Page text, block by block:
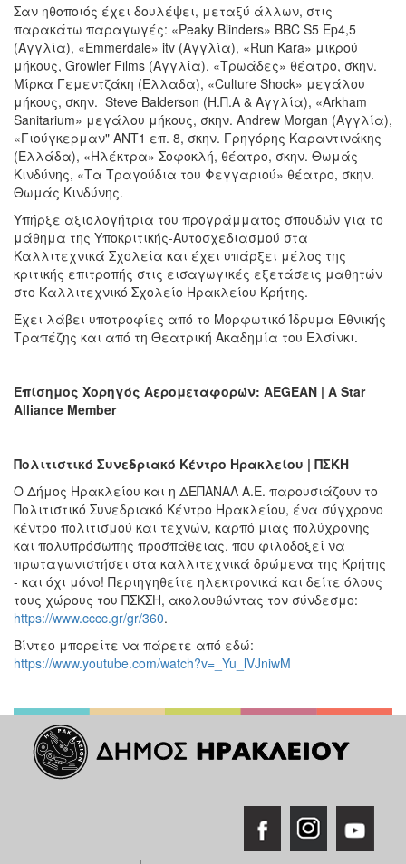
Σαν ηθοποιός έχει δουλέψει, μεταξύ άλλων, στις
παρακάτω παραγωγές: «Peaky Blinders» BBC S5 Ep4,5
(Aγγλία), «Emmerdale» itv (Αγγλία), «Run Kara» μικρού
μήκους, Growler Films (Αγγλία), «Τρωάδες» θέατρο, σκην.
Μίρκα Γεμεντζάκη (Ελλαδα), «Culture Shock» μεγάλου
μήκους, σκην. Steve Balderson (Η.Π.Α & Αγγλία), «Arkham
Sanitarium» μεγάλου μήκους, σκην. Andrew Morgan (Αγγλία),
«Γιούγκερμαν" ΑΝΤ1 επ. 8, σκην. Γρηγόρης Καραντινάκης
(Ελλάδα), «Ηλέκτρα» Σοφοκλή, θέατρο, σκην. Θωμάς
Κινδύνης, «Τα Τραγούδια του Φεγγαριού» θέατρο, σκην.
Θωμάς Κινδύνης.
Υπήρξε αξιολογήτρια του προγράμματος σπουδών για το
μάθημα της Υποκριτικής-Αυτοσχεδιασμού στα
Καλλιτεχνικά Σχολεία και έχει υπάρξει μέλος της
κριτικής επιτροπής στις εισαγωγικές εξετάσεις μαθητών
στο Καλλιτεχνικό Σχολείο Ηρακλείου Κρήτης.
Έχει λάβει υποτροφίες από το Μορφωτικό Ίδρυμα Εθνικής
Τραπέζης και από τη Θεατρική Ακαδημία του Ελσίνκι.
Επίσημος Χορηγός Αερομεταφορών: AEGEAN | A Star
Alliance Member
Πολιτιστικό Συνεδριακό Κέντρο Ηρακλείου | ΠΣΚΗ
Ο Δήμος Ηρακλείου και η ΔΕΠΑΝΑΛ Α.Ε. παρουσιάζουν το
Πολιτιστικό Συνεδριακό Κέντρο Ηρακλείου, ένα σύγχρονο
κέντρο πολιτισμού και τεχνών, καρπό μιας πολύχρονης
και πολυπρόσωπης προσπάθειας, που φιλοδοξεί να
πρωταγωνιστήσει στα καλλιτεχνικά δρώμενα της Κρήτης
- και όχι μόνο! Περιηγηθείτε ηλεκτρονικά και δείτε όλους
τους χώρους του ΠΣΚΣΗ, ακολουθώντας τον σύνδεσμο:
https://www.cccc.gr/gr/360.
Βίντεο μπορείτε να πάρετε από εδώ:
https://www.youtube.com/watch?v=_Yu_lVJniwM